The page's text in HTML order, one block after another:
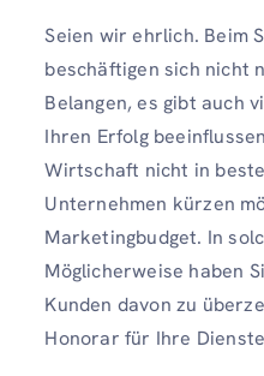
Seien wir ehrlich. Beim
beschäftigen sich nicht
Belangen, es gibt auch
Ihren Erfolg
Wirtschaft nicht in
Unternehmen kürzen
Marketingbudget. In
Möglicherweise haben
Kunden davon zu
Honorar für Ihre